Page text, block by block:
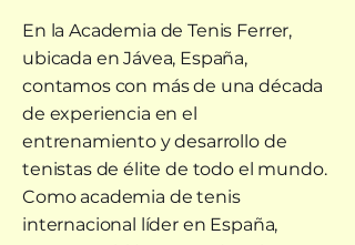
En la Academia de Tenis Ferrer,
ubicada en Jávea, España,
contamos con más de una década
de experiencia en el
entrenamiento y desarrollo de
tenistas de élite de todo el mundo.
Como academia de tenis
internacional líder en España,